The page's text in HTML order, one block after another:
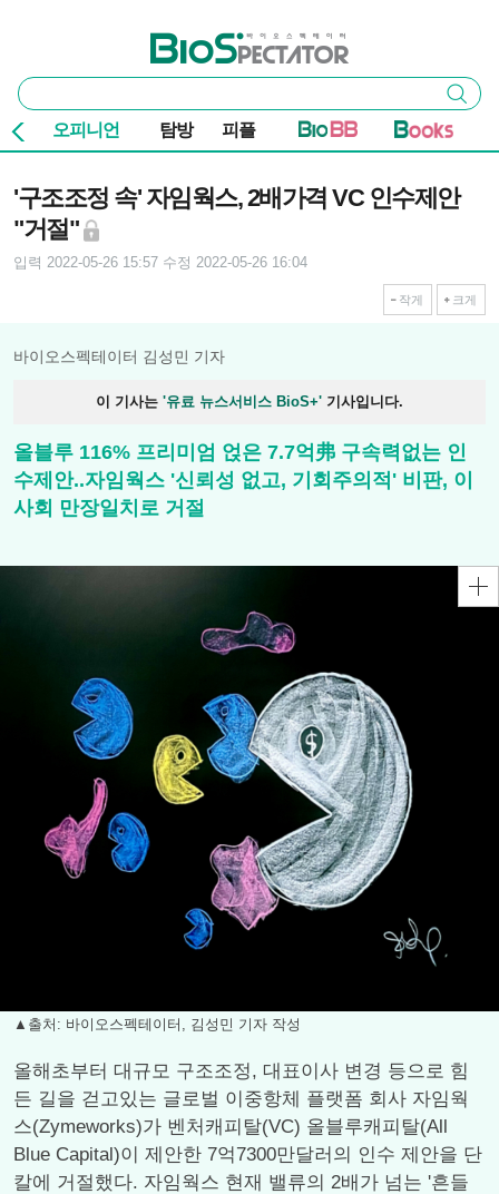
바이오스펙테이터
통
합
검
색
검색
오피니언 탐방 피플
'구조조정 속' 자임웍스, 2배가격 VC 인수제안
"거절"
입력 2022-05-26 15:57 수정 2022-05-26 16:04
작게 크게
바이오스펙테이터 김성민 기자
이 기사는 '유료 뉴스서비스 BioS+' 기사입니다.
올블루 116% 프리미엄 얹은 7.7억弗 구속력없는 인
수제안..자임웍스 '신뢰성 없고, 기회주의적' 비판, 이
사회 만장일치로 거절
▲출처: 바이오스펙테이터, 김성민 기자 작성
올해초부터 대규모 구조조정, 대표이사 변경 등으로 힘
든 길을 걷고있는 글로벌 이중항체 플랫폼 회사 자임웍
스(Zymeworks)가 벤처캐피탈(VC) 올블루캐피탈(All
Blue Capital)이 제안한 7억7300만달러의 인수 제안을 단
칼에 거절했다. 자임웍스 현재 밸류의 2배가 넘는 '흔들